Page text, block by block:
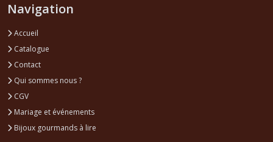
Navigation
Accueil
Catalogue
Contact
Qui sommes nous ?
CGV
Mariage et événements
Bijoux gourmands à lire